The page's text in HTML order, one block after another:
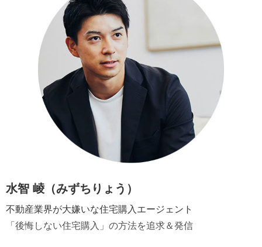
水智 崚（みずちりょう）
不動産業界が大嫌いな住宅購入エージェント
「後悔しない住宅購入」の方法を追求＆発信